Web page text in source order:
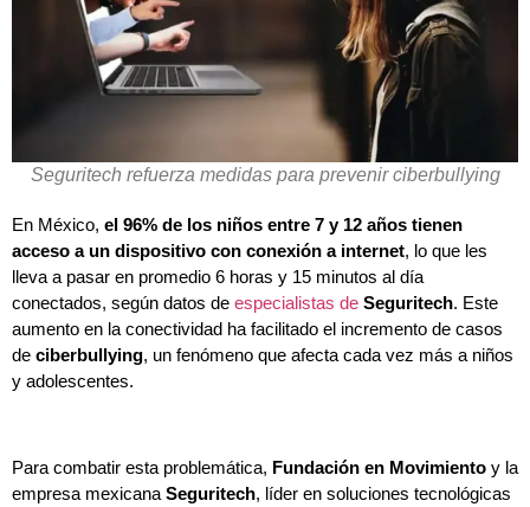
Seguritech refuerza medidas para prevenir ciberbullying
En México, el 96% de los niños entre 7 y 12 años tienen
acceso a un dispositivo con conexión a internet, lo que les
lleva a pasar en promedio 6 horas y 15 minutos al día
conectados, según datos de especialistas de Seguritech. Este
aumento en la conectividad ha facilitado el incremento de casos
de ciberbullying, un fenómeno que afecta cada vez más a niños
y adolescentes.
Para combatir esta problemática, Fundación en Movimiento y la
empresa mexicana Seguritech, líder en soluciones tecnológicas